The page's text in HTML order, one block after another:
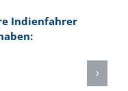
Indienfahrer